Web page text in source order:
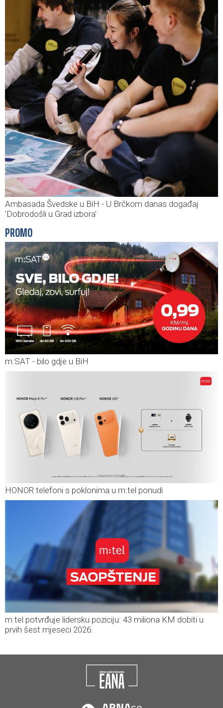
Ambasada Švedske u BiH - U Brčkom danas događaj
'Dobrodošli u Grad izbora'
PROMO
m:SAT - bilo gdje u BiH
HONOR telefoni s poklonima u m:tel ponudi
m:tel potvrđuje lidersku poziciju: 43 miliona KM dobiti u
prvih šest mjeseci 2026.